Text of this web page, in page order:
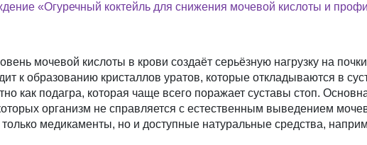
«Огуречный коктейль для снижения мочевой кислоты и
мочевой кислоты в крови создаёт серьёзную нагрузку на
к образованию кристаллов уратов, которые откладываются в
как подагра, которая чаще всего поражает суставы стоп.
организм не справляется с естественным выведением
только медикаменты, но и доступные натуральные средства,